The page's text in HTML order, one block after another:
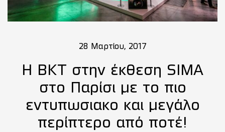
28 Μαρτίου, 2017
Η ΒΚΤ στην έκθεση SIMA
στο Παρίσι με το πιο
εντυπωσιακο και μεγάλο
περίπτερο από ποτέ!